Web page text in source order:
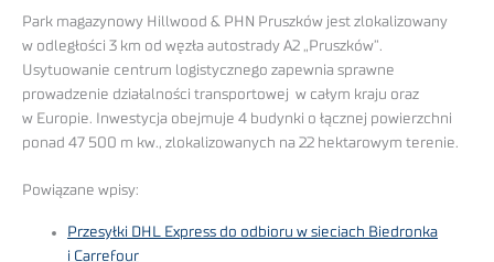
Park magazynowy Hillwood & PHN Pruszków jest zlokalizowany
w odległości 3 km od węzła autostrady A2 „Pruszków”.
Usytuowanie centrum logistycznego zapewnia sprawne
prowadzenie działalności transportowej w całym kraju oraz
w Europie. Inwestycja obejmuje 4 budynki o łącznej powierzchni
ponad 47 500 m kw., zlokalizowanych na 22 hektarowym terenie.
Powiązane wpisy:
Przesyłki DHL Express do odbioru w sieciach Biedronka
i Carrefour